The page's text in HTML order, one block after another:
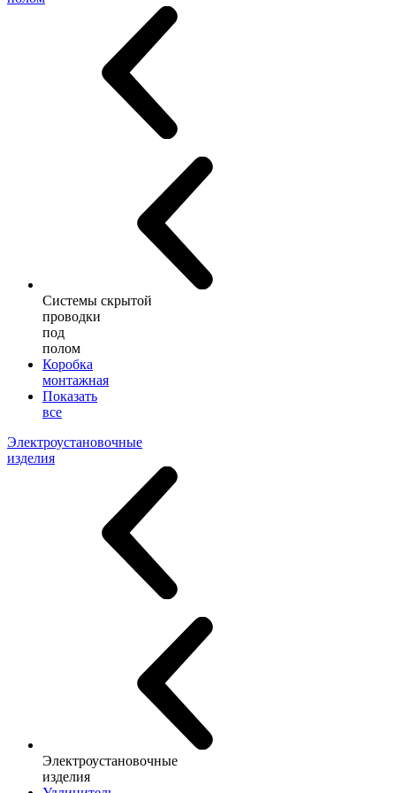
Системы скрытой
проводки
под
полом
Коробка
монтажная
Показать
все
Электроустановочные
изделия
Электроустановочные
изделия